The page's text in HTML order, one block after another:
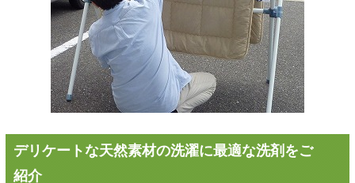
デリケートな天然素材の洗濯に最適な洗剤をご
紹介